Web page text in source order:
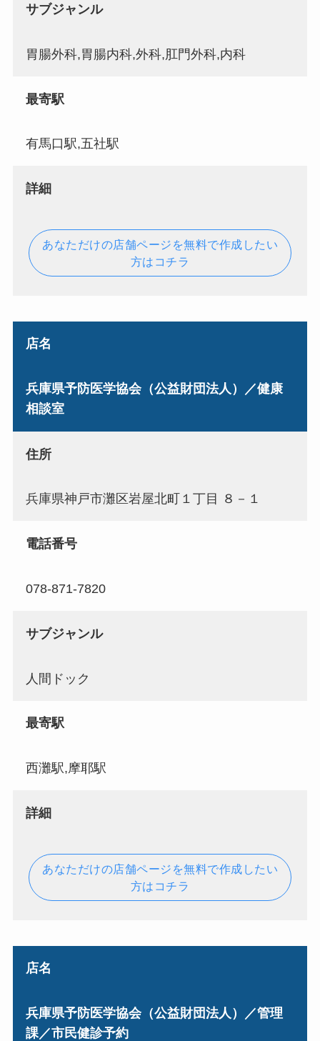
サブジャンル
胃腸外科,胃腸内科,外科,肛門外科,内科
最寄駅
有馬口駅,五社駅
詳細
あなただけの店舗ページを無料で作成したい
方はコチラ
店名
兵庫県予防医学協会（公益財団法人）／健康
相談室
住所
兵庫県神戸市灘区岩屋北町１丁目 ８－１
電話番号
078-871-7820
サブジャンル
人間ドック
最寄駅
西灘駅,摩耶駅
詳細
あなただけの店舗ページを無料で作成したい
方はコチラ
店名
兵庫県予防医学協会（公益財団法人）／管理
課／市民健診予約